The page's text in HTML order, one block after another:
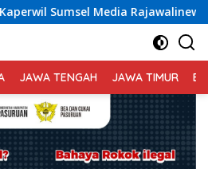
Rajawalinews Angkat Bicara
JAWA TENGAH JAWA TIMUR